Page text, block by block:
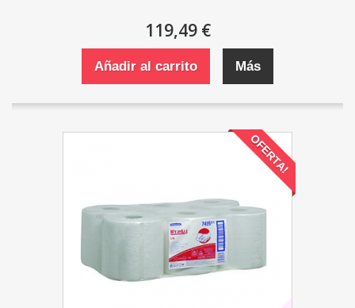
119,49 €
Añadir al carrito Más
OFERTA!